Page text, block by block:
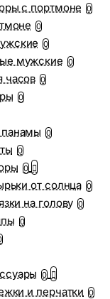
с портмоне 0
0
0
мужские 0
часов 0
0
0
0
0
от солнца 0
на голову 0
0
0
и перчатки 0